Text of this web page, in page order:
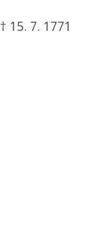
† 15. 7. 1771